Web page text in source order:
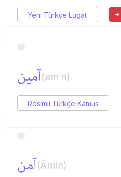
Yeni Türkçe Lugat
آمین(amin)
Resimli Türkçe Kamus
آمن(Âmin)